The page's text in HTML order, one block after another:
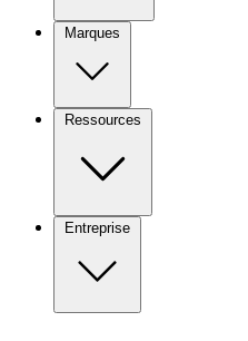
Marques
Ressources
Entreprise